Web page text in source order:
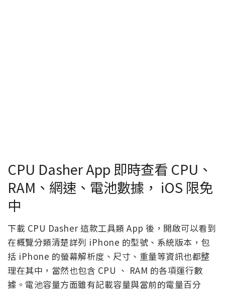
CPU Dasher App 即時查看 CPU、
RAM、網速、電池數據， iOS 限免
中
下載 CPU Dasher 這款工具類 App 後，開啟可以看到
在概覽分類清楚詳列 iPhone 的型號、系統版本，包
括 iPhone 的螢幕解析度、尺寸、重量等資訊也都整
理在其中，當然也包含 CPU 、 RAM 的各項運行數
據。電池容量方面雖有記載容量與當前的電量百分